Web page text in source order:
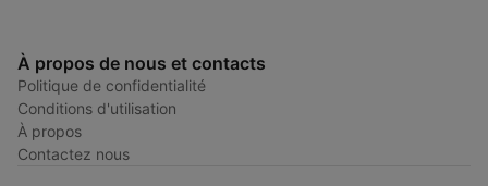
À propos de nous et contacts
Politique de confidentialité
Conditions d'utilisation
À propos
Contactez nous